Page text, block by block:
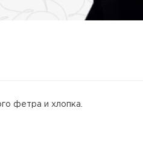
фетра и хлопка.